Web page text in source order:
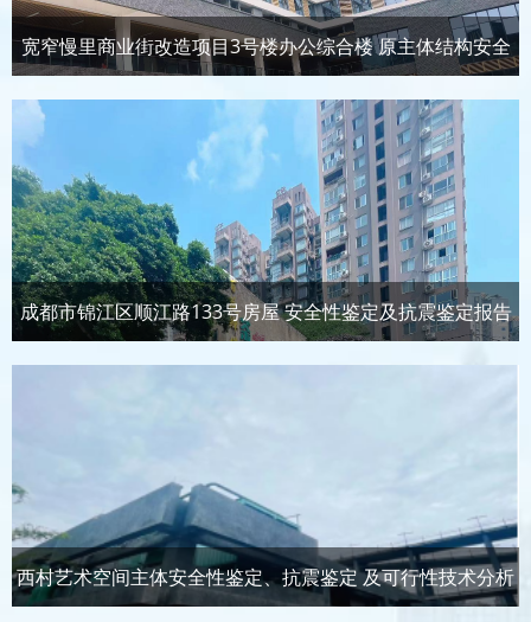
宽窄慢里商业街改造项目3号楼办公综合楼 原主体结构安全
性鉴定及抗震鉴定
成都市锦江区顺江路133号房屋 安全性鉴定及抗震鉴定报告
西村艺术空间主体安全性鉴定、抗震鉴定 及可行性技术分析